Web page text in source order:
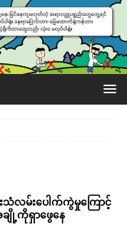
လမ်းပေါက်ကွဲမှုကြောင့်
ျို့ကိုရှာဖွေနေ